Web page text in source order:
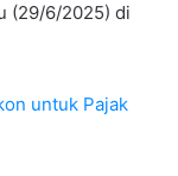
(29/6/2025) di
untuk Pajak